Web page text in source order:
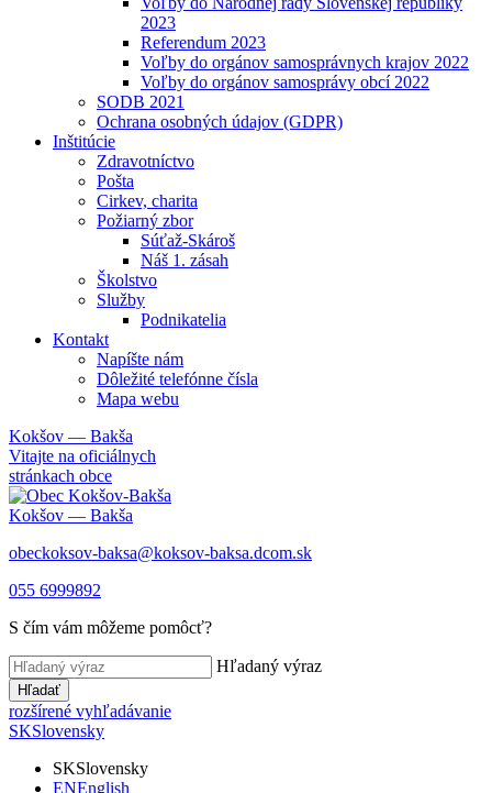
2023
Referendum 2023
Voľby do orgánov samosprávnych krajov 2022
Voľby do orgánov samosprávy obcí 2022
SODB 2021
Ochrana osobných údajov (GDPR)
Inštitúcie
Zdravotníctvo
Pošta
Cirkev, charita
Požiarný zbor
Súťaž-Skároš
Náš 1. zásah
Školstvo
Služby
Podnikatelia
Kontakt
Napíšte nám
Dôležité telefónne čísla
Mapa webu
Kokšov — Bakša
Vitajte na oficiálnych
stránkach obce
Kokšov — Bakša
obeckoksov-baksa@koksov-baksa.dcom.sk
055 6999892
S čím vám môžeme pomôcť?
Hľadaný výraz
Hľadať
rozšírené vyhľadávanie
SKSlovensky
SKSlovensky
ENEnglish